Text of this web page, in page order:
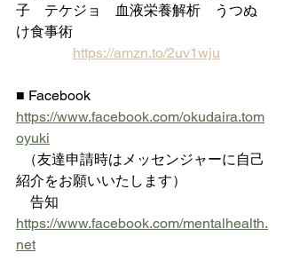
子　テケジョ　血液栄養解析　うつぬ
け食事術
https://amzn.to/2uv1wju
■ Facebook
https://www.facebook.com/okudaira.tom
oyuki
紹介をお願いいたします）
    告知
https://www.facebook.com/mentalhealth.
net